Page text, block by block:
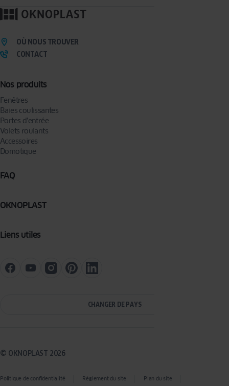
Nos produits
Fenêtres
Baies coulissantes
Portes d’entrée
Volets roulants
Accessoires
Domotique
FAQ
OKNOPLAST
Liens utiles
OÙ NOUS TROUVER
CONTACT
CHANGER DE PAYS
© OKNOPLAST 2026
Politique de confidentialité Règlement du site Plan du site